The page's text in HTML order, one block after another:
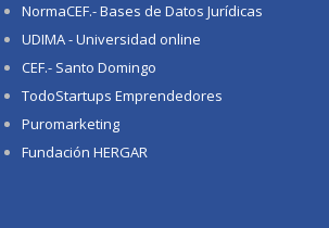
NormaCEF.- Bases de Datos Jurídicas
UDIMA - Universidad online
CEF.- Santo Domingo
TodoStartups Emprendedores
Puromarketing
Fundación HERGAR